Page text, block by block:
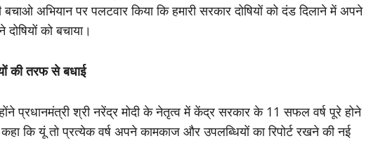
अभियान पर पलटवार किया कि हमारी सरकार दोषियों को दंड दिलाने में अपने
को बचाया।
की तरफ से बधाई
प्रधानमंत्री श्री नरेंद्र मोदी के नेतृत्व में केंद्र सरकार के 11 सफल वर्ष पूरे होने
कि यूं तो प्रत्येक वर्ष अपने कामकाज और उपलब्धियों का रिपोर्ट रखने की नई